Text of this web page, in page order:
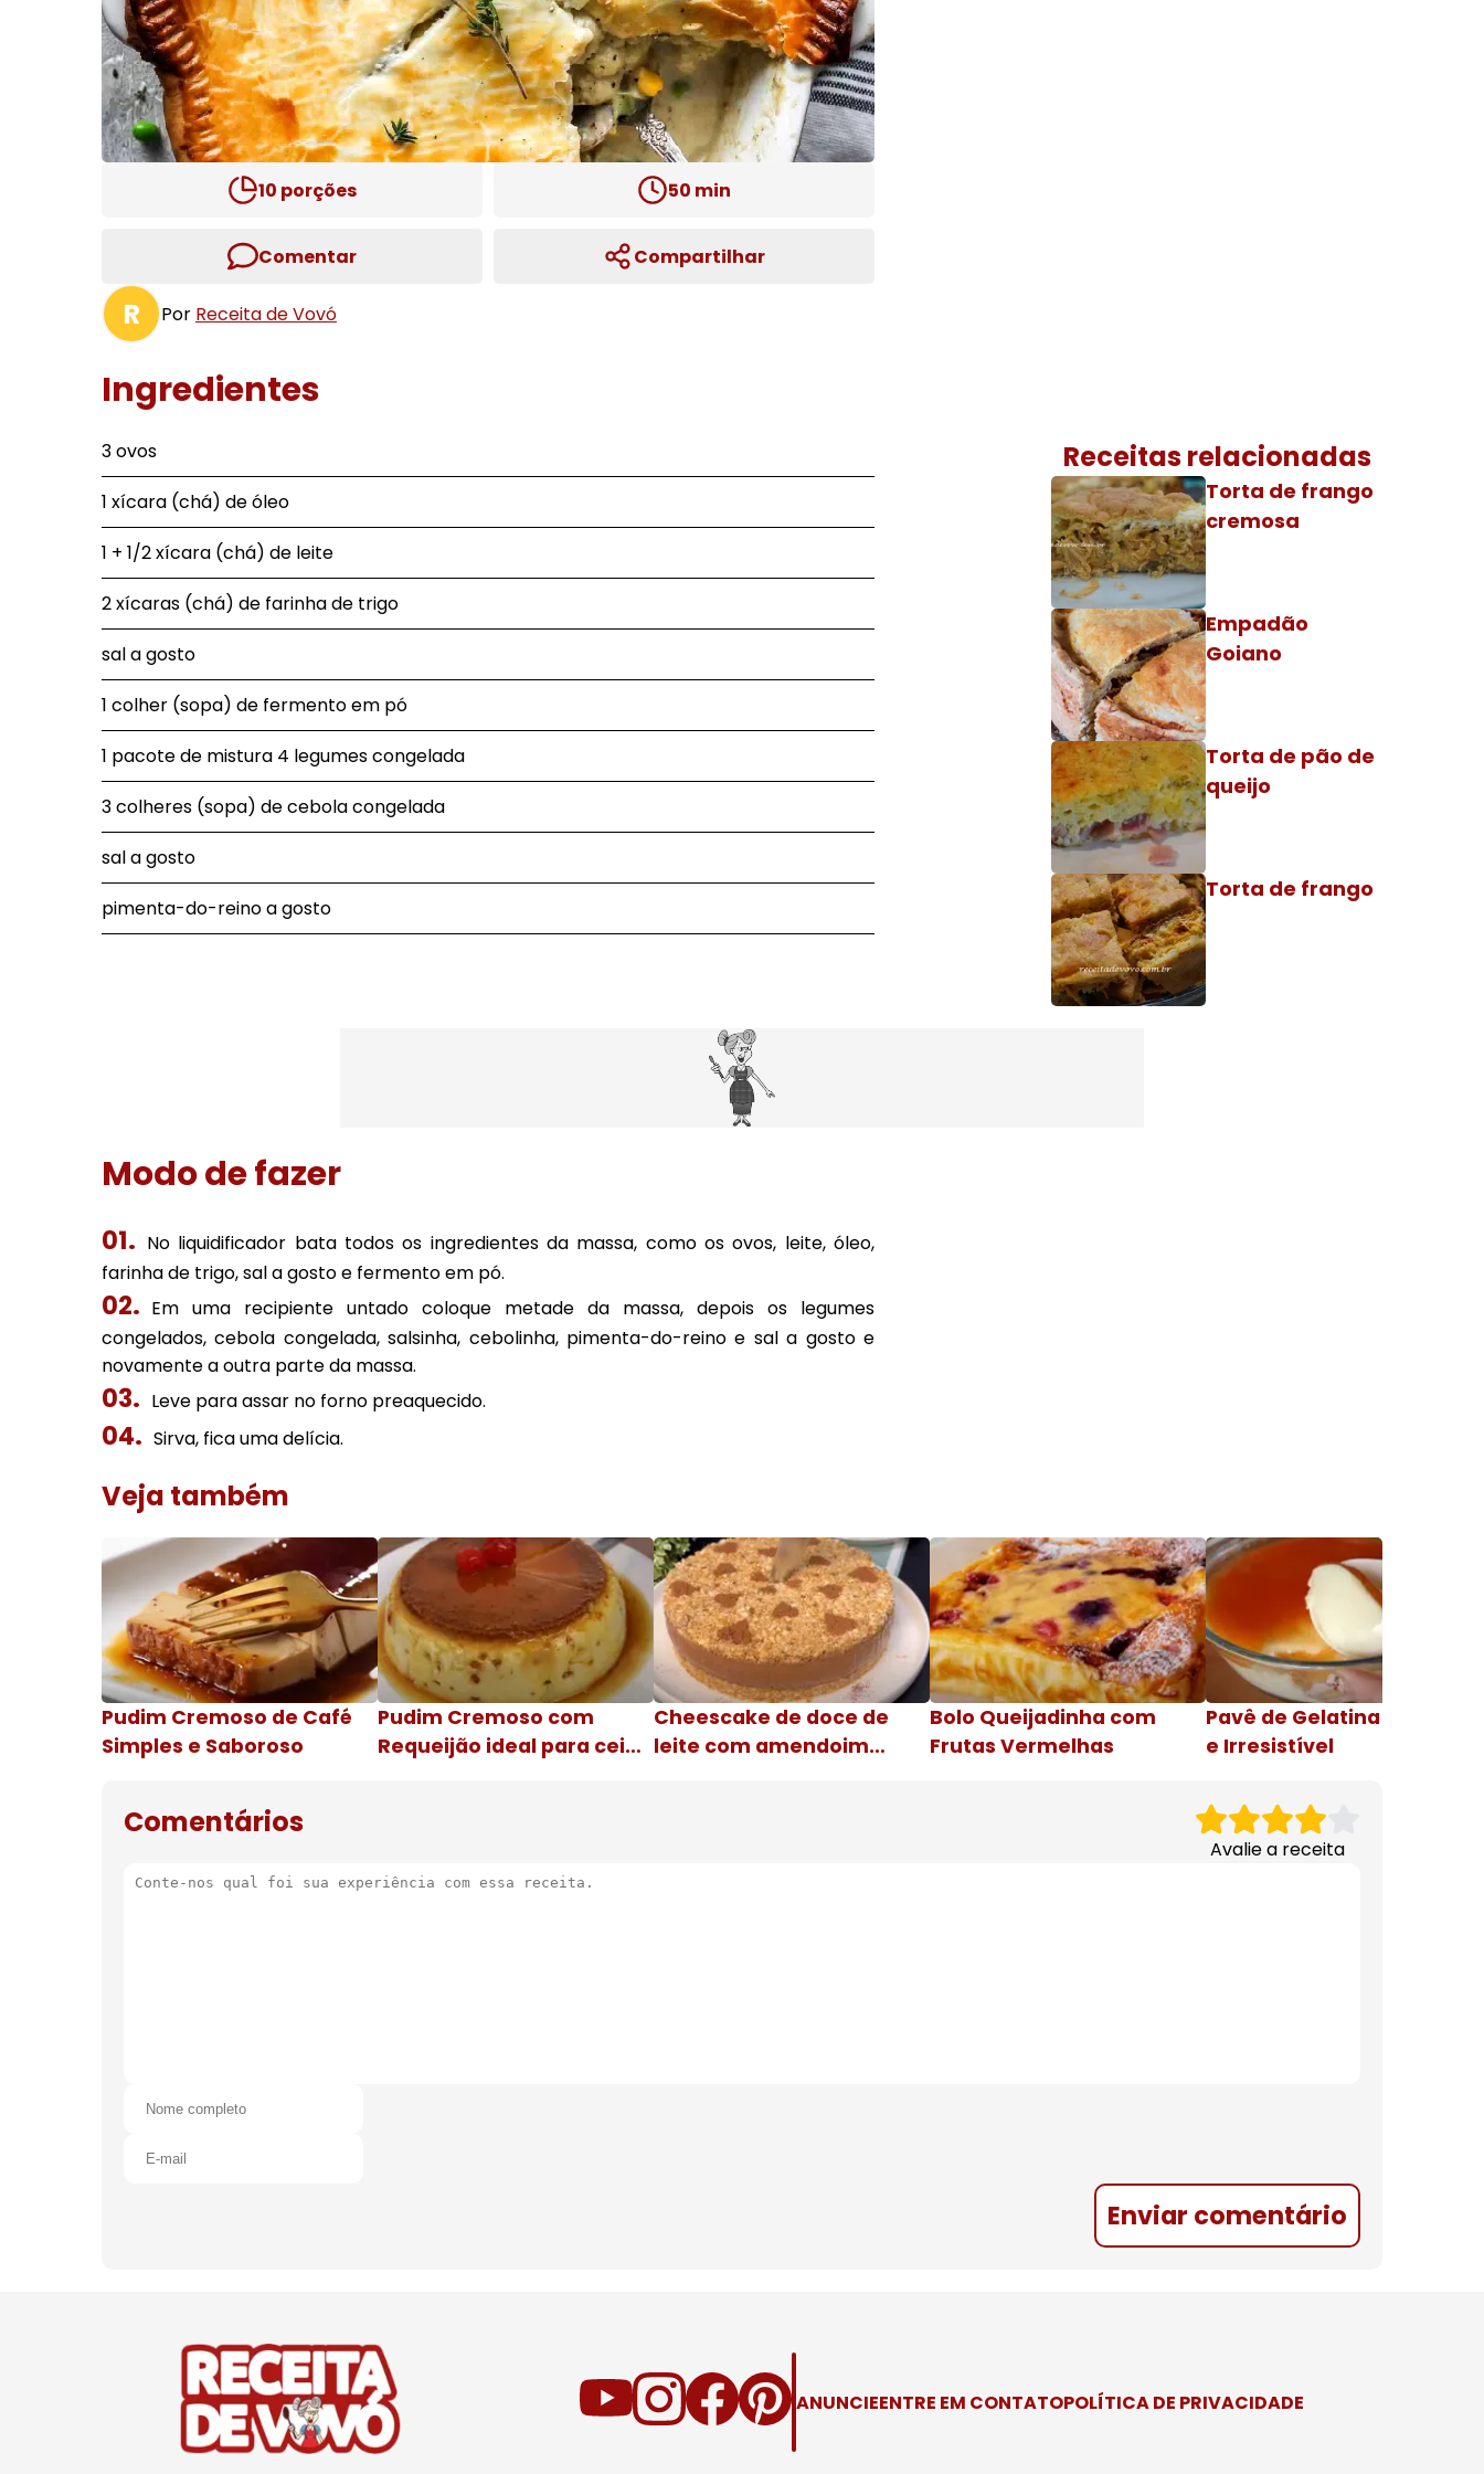
10 porções 50 min
Comentar Compartilhar
R Por Receita de Vovó
Ingredientes
3 ovos
1 xícara (chá) de óleo
1 + 1/2 xícara (chá) de leite
2 xícaras (chá) de farinha de trigo
sal a gosto
1 colher (sopa) de fermento em pó
1 pacote de mistura 4 legumes congelada
3 colheres (sopa) de cebola congelada
sal a gosto
pimenta-do-reino a gosto
Receitas relacionadas
Torta de frango
cremosa
Empadão
Goiano
Torta de pão de
queijo
Torta de frango
Modo de fazer
No liquidificador bata todos os ingredientes da massa, como os ovos, leite, óleo,
farinha de trigo, sal a gosto e fermento em pó.
Em uma recipiente untado coloque metade da massa, depois os legumes
congelados, cebola congelada, salsinha, cebolinha, pimenta-do-reino e sal a gosto e
novamente a outra parte da massa.
Leve para assar no forno preaquecido.
Sirva, fica uma delícia.
Veja também
Pudim Cremoso de Café
Simples e Saboroso
Pudim Cremoso com
Requeijão ideal para ceia
Cheescake de doce de
leite com amendoim
Bolo Queijadinha com
Frutas Vermelhas
Pavê de Gelatina Cremosa
e Irresistível
Comentários
Avalie a receita
Enviar comentário
ANUNCIEENTRE EM CONTATOPOLÍTICA DE PRIVACIDADE